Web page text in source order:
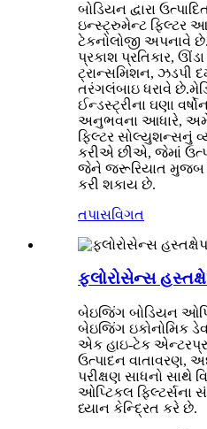
બોડિયન દ્વારા
ઇન્સ્ટ્રુમેન્ટ ફિલ્ટર
ટેકનોલોજી અપનાવે
પ્રકાશ પ્રતિકાર,
ટ્રાન્સમિશન, ઝડપી
તરંગલંબાઇ ધરાવે
ઈન્ડસ્ટ્રીના ઘણા
અનુભવના આધારે, અમે
ફિલ્ટર સોલ્યુશન્સનું
કરીએ છીએ, જેમાં
જેને જરૂરિયાત મુજબ
કરી શકાય છે.
તપાસવિગત
ફ્લોરોસેન્સ
બેઇજિંગ બોડિયન
બેઇજિંગ ઇકોનોમિક
એક હાઇ-ટેક
ઉત્પાદન વાતાવરણ,
પરીક્ષણ સાધનો સાથે
ઓપ્ટિકલ ફિલ્ટર્સના
ધ્યાન કેન્દ્રિત કરે છે.